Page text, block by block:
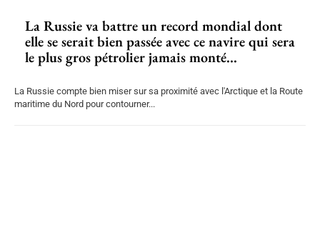
La Russie va battre un record mondial dont
elle se serait bien passée avec ce navire qui sera
le plus gros pétrolier jamais monté...
La Russie compte bien miser sur sa proximité avec l'Arctique et la Route
maritime du Nord pour contourner...